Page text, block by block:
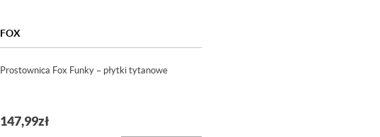
FOX
Prostownica Fox Funky – płytki tytanowe
147,99zł